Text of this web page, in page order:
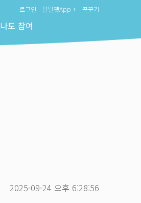
로그인 달달펫App + 꾸꾸기
나도 참여
2025-09-24 오후 6:28:56